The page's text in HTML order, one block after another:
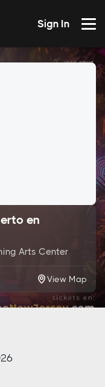
Sign In
en
Arts Center
View Map